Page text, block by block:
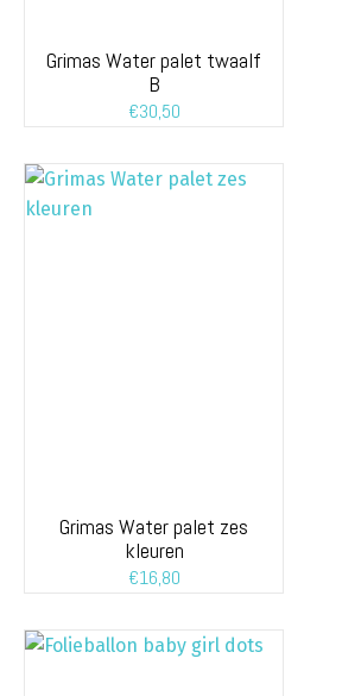
Grimas Water palet twaalf
B
€30,50
Grimas Water palet zes
kleuren
€16,80